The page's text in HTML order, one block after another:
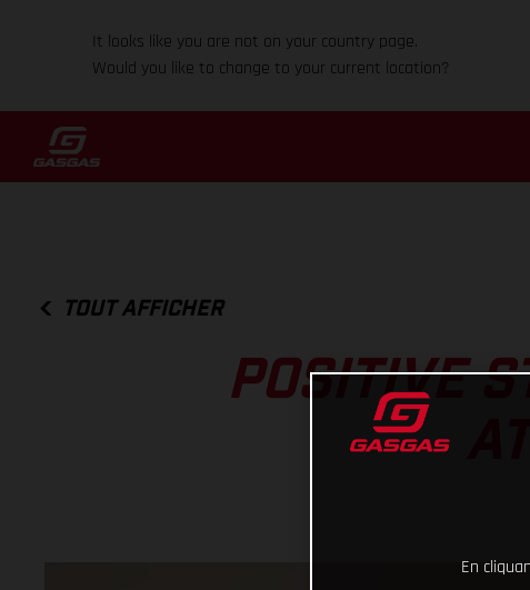
It looks like you are not on your country page.
Would you like to change to your current location?
TOUT AFFICHER
POSITIVE
En